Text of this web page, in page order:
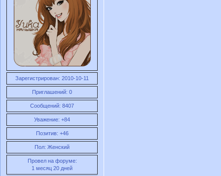
Зарегистрирован: 2010-10-11
Приглашений: 0
Сообщений: 8407
Уважение: +84
Позитив: +46
Пол: Женский
Провел на форуме:
1 месяц 20 дней